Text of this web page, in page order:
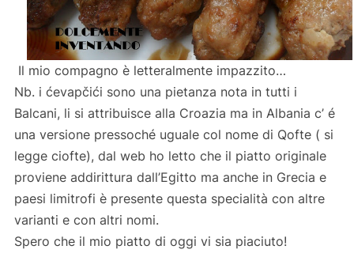
Il mio compagno è letteralmente impazzito…
Nb. i ćevapčići sono una pietanza nota in tutti i
Balcani, li si attribuisce alla Croazia ma in Albania c’ é
una versione pressoché uguale col nome di Qofte ( si
legge ciofte), dal web ho letto che il piatto originale
proviene addirittura dall’Egitto ma anche in Grecia e
paesi limitrofi è presente questa specialità con altre
varianti e con altri nomi.
Spero che il mio piatto di oggi vi sia piaciuto!